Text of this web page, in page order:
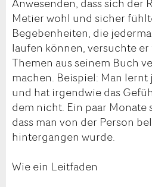
Metier wohl und sicher
Begebenheiten, die
laufen können, versuchte
Themen aus seinem Buch
machen. Beispiel: Man
und hat irgendwie das
dem nicht. Ein paar Monate
dass man von der Person
hintergangen wurde.
Wie ein Leitfaden